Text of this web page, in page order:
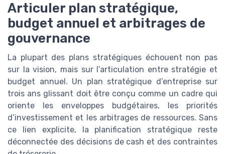
Articuler plan stratégique,
budget annuel et arbitrages de
gouvernance
La plupart des plans stratégiques échouent non pas
sur la vision, mais sur l’articulation entre stratégie et
budget annuel. Un plan stratégique d’entreprise sur
trois ans glissant doit être conçu comme un cadre qui
oriente les enveloppes budgétaires, les priorités
d’investissement et les arbitrages de ressources. Sans
ce lien explicite, la planification stratégique reste
déconnectée des décisions de cash et des contraintes